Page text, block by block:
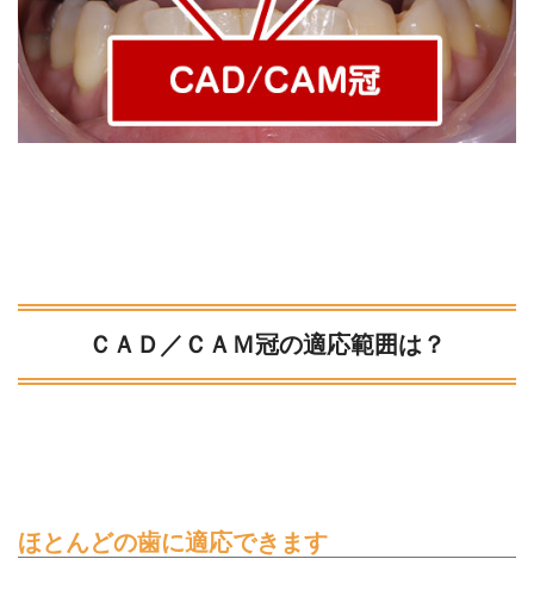
ＣＡＤ／ＣＡＭ冠の適応範囲は？
ほとんどの歯に適応できます